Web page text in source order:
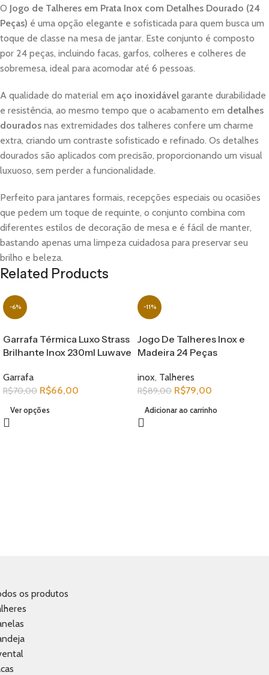
O Jogo de Talheres em Prata Inox com Detalhes Dourado (24
Peças) é uma opção elegante e sofisticada para quem busca um
toque de classe na mesa de jantar. Este conjunto é composto
por 24 peças, incluindo facas, garfos, colheres e colheres de
sobremesa, ideal para acomodar até 6 pessoas.
A qualidade do material em aço inoxidável garante durabilidade
e resistência, ao mesmo tempo que o acabamento em detalhes
dourados nas extremidades dos talheres confere um charme
extra, criando um contraste sofisticado e refinado. Os detalhes
dourados são aplicados com precisão, proporcionando um visual
luxuoso, sem perder a funcionalidade.
Perfeito para jantares formais, recepções especiais ou ocasiões
que pedem um toque de requinte, o conjunto combina com
diferentes estilos de decoração de mesa e é fácil de manter,
bastando apenas uma limpeza cuidadosa para preservar seu
brilho e beleza.
Related Products
-6%
Garrafa Térmica Luxo Strass
Brilhante Inox 230ml Luwave
Garrafa
R$70,00 R$66,00
Ver opções
-11%
Jogo De Talheres Inox e
Madeira 24 Peças
inox, Talheres
R$89,00 R$79,00
Adicionar ao carrinho
os produtos